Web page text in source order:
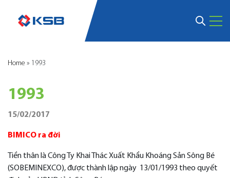
Home » 1993
1993
15/02/2017
BIMICO ra đời
Tiền thân là Công Ty Khai Thác Xuất Khẩu Khoáng Sản Sông Bé
(SOBEMINEXCO), được thành lập ngày 13/01/1993 theo quyết